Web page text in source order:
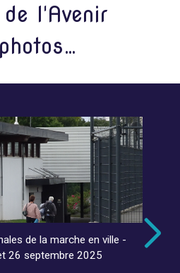
de l'Avenir
de la marche en ville -
26 septembre 2025